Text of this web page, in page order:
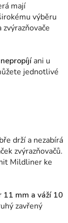
mají
výběru
nepropíjíani u
jednotlivé
drží a nezabírá
zvýrazňovačů.
Mildliner ke
mm a váží 10
zavřený